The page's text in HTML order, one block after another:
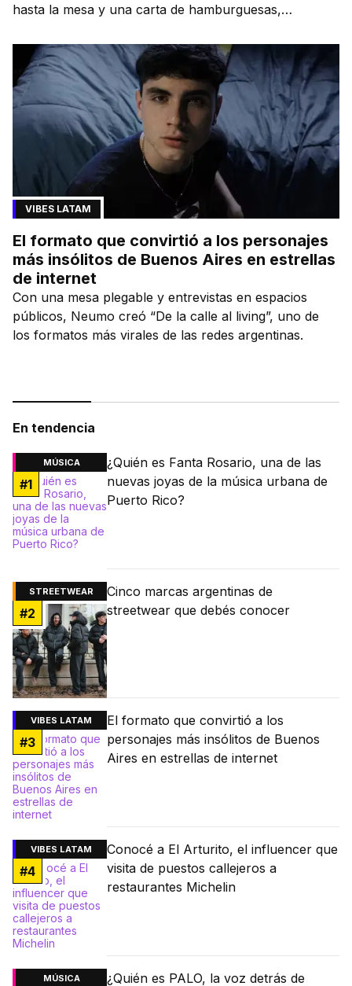
hasta la mesa y una carta de hamburguesas,
VIBES LATAM
El formato que convirtió a los personajes
más insólitos de Buenos Aires en estrellas
de internet
Con una mesa plegable y entrevistas en espacios
públicos, Neumo creó “De la calle al living”, uno de
los formatos más virales de las redes argentinas.
En tendencia
MÚSICA
#1
¿Quién es Fanta Rosario, una de las
nuevas joyas de la música urbana de
Puerto Rico?
STREETWEAR
#2
Cinco marcas argentinas de
streetwear que debés conocer
VIBES LATAM
#3
El formato que convirtió a los
personajes más insólitos de Buenos
Aires en estrellas de internet
VIBES LATAM
#4
Conocé a El Arturito, el influencer que
visita de puestos callejeros a
restaurantes Michelin
MÚSICA ¿Quién es PALO, la voz detrás de